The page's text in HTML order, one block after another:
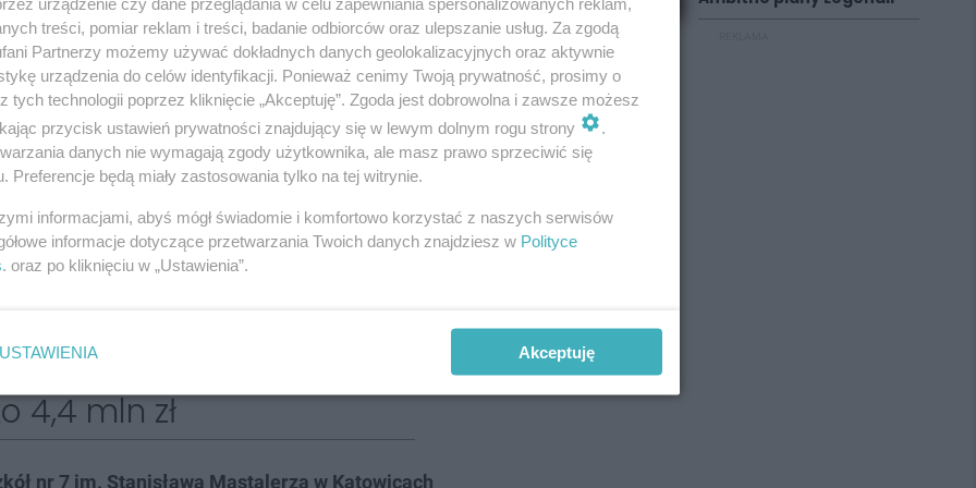
lepiej odpowiada na zapotrzebowanie ze
Projekt pozwala poznać pracę w
zaplanować rozwój zawodowy już na
odpowiadać na potrzeby rynku, na którym
a młodym ludziom pokazać, że taka praca
Kolejne działania stanowią uzupełnienie
szansą na
4,4 mln zł
nr 7 im. Stanisława Mastalerza w Katowicach
treści, pomiar reklam i treści, badanie odbiorców oraz ulepszanie usług. Za zgodą
Partnerzy możemy używać dokładnych danych geolokalizacyjnych oraz aktywnie
urządzenia do celów identyfikacji. Ponieważ cenimy Twoją prywatność, prosimy o
tych technologii poprzez kliknięcie „Akceptuję”. Zgoda jest dobrowolna i zawsze możesz
przycisk ustawień prywatności znajdujący się w lewym dolnym rogu strony
.
danych nie wymagają zgody użytkownika, ale masz prawo sprzeciwić się
Preferencje będą miały zastosowania tylko na tej witrynie.
informacjami, abyś mógł świadomie i komfortowo korzystać z naszych serwisów
informacje dotyczące przetwarzania Twoich danych znajdziesz w Polityce
. oraz po kliknięciu w „Ustawienia”.
USTAWIENIA Akceptuję